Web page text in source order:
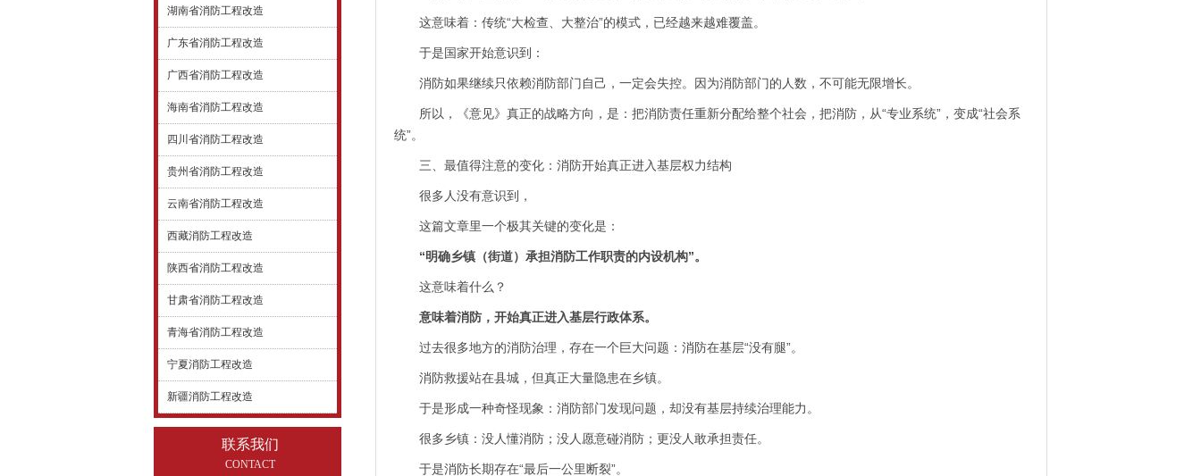
这意味着：传统“大检查、大整治”的模式，已经越来越难覆盖。
于是国家开始意识到：
消防如果继续只依赖消防部门自己，一定会失控。因为消防部门的人数，不可能无限增长。
所以，《意见》真正的战略方向，是：把消防责任重新分配给整个社会，把消防，从“专业系统”，变成“社会系
统”。
三、最值得注意的变化：消防开始真正进入基层权力结构
很多人没有意识到，
这篇文章里一个极其关键的变化是：
“明确乡镇（街道）承担消防工作职责的内设机构”。
这意味着什么？
意味着消防，开始真正进入基层行政体系。
过去很多地方的消防治理，存在一个巨大问题：消防在基层“没有腿”。
消防救援站在县城，但真正大量隐患在乡镇。
于是形成一种奇怪现象：消防部门发现问题，却没有基层持续治理能力。
很多乡镇：没人懂消防；没人愿意碰消防；更没人敢承担责任。
于是消防长期存在“最后一公里断裂”。
湖南省消防工程改造
广东省消防工程改造
广西省消防工程改造
海南省消防工程改造
四川省消防工程改造
贵州省消防工程改造
云南省消防工程改造
西藏消防工程改造
陕西省消防工程改造
甘肃省消防工程改造
青海省消防工程改造
宁夏消防工程改造
新疆消防工程改造
联系我们
CONTACT